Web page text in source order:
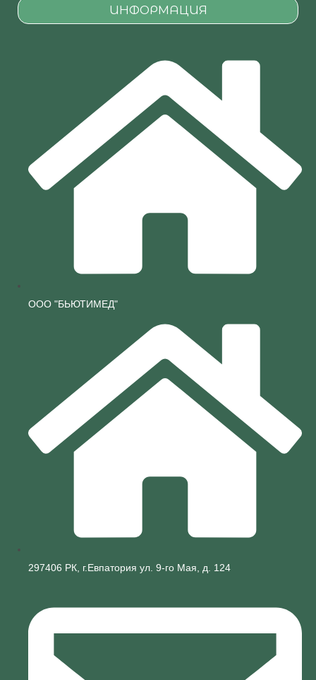
ИНФОРМАЦИЯ
ООО "БЬЮТИМЕД"
297406 РК, г.Евпатория ул. 9-го Мая, д. 124